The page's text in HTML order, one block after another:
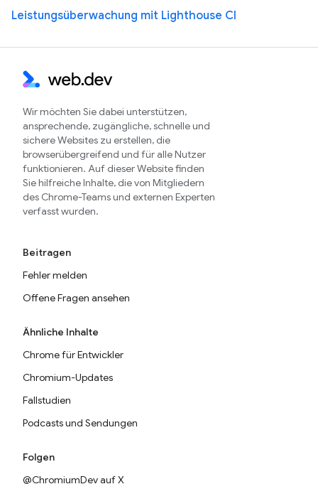
Leistungsüberwachung mit Lighthouse CI
Wir möchten Sie dabei unterstützen,
ansprechende, zugängliche, schnelle und
sichere Websites zu erstellen, die
browserübergreifend und für alle Nutzer
funktionieren. Auf dieser Website finden
Sie hilfreiche Inhalte, die von Mitgliedern
des Chrome-Teams und externen Experten
verfasst wurden.
Beitragen
Fehler melden
Offene Fragen ansehen
Ähnliche Inhalte
Chrome für Entwickler
Chromium-Updates
Fallstudien
Podcasts und Sendungen
Folgen
@ChromiumDev auf X